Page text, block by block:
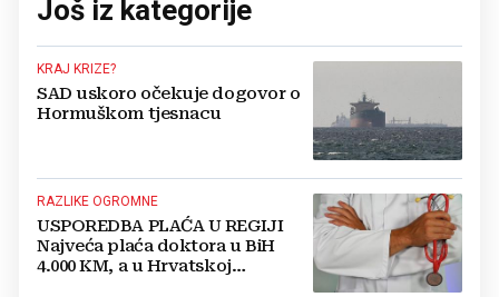
Još iz kategorije
KRAJ KRIZE?
SAD uskoro očekuje dogovor o
Hormuškom tjesnacu
RAZLIKE OGROMNE
USPOREDBA PLAĆA U REGIJI
Najveća plaća doktora u BiH
4.000 KM, a u Hrvatskoj